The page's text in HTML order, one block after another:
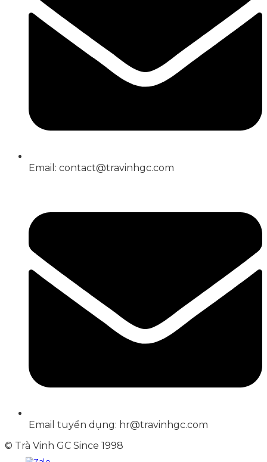
Email: contact@travinhgc.com
Email tuyển dụng: hr@travinhgc.com
© Trà Vinh GC Since 1998